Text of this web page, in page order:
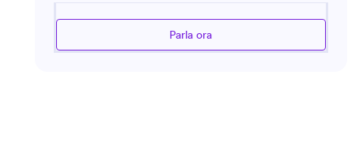
tratti di creare descrizioni di lavoro, sviluppare
programmi di formazione o affrontare preoccupazioni
Parla ora